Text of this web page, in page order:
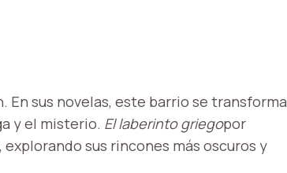
En sus novelas, este barrio se transforma
y el misterio. El laberinto griegopor
sus rincones más oscuros y